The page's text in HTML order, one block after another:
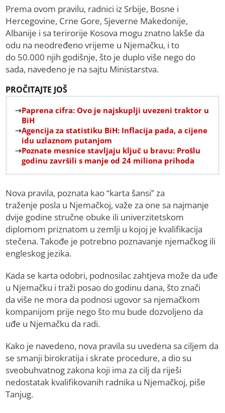
Prema ovom pravilu, radnici iz Srbije, Bosne i
Hercegovine, Crne Gore, Sjeverne Makedonije,
Albanije i sa terirorije Kosova mogu znatno lakše da
odu na neodređeno vrijeme u Njemačku, i to
do 50.000 njih godišnje, što je duplo više nego do
sada, navedeno je na sajtu Ministarstva.
PROČITAJTE JOŠ
Paprena cifra: Ovo je najskuplji uvezeni traktor u
BiH
Agencija za statistiku BiH: Inflacija pada, a cijene
idu uzlaznom putanjom
Poznate mesnice stavljaju ključ u bravu: Prošlu
godinu završili s manje od 24 miliona prihoda
Nova pravila, poznata kao “karta šansi” za
traženje posla u Njemačkoj, važe za one sa najmanje
dvije godine stručne obuke ili univerzitetskom
diplomom priznatom u zemlji u kojoj je kvalifikacija
stečena. Takođe je potrebno poznavanje njemačkog ili
engleskog jezika.
Kada se karta odobri, podnosilac zahtjeva može da uđe
u Njemačku i traži posao do godinu dana, što znači
da više ne mora da podnosi ugovor sa njemačkom
kompanijom prije nego što mu bude dozvoljeno da
uđe u Njemačku da radi.
Kako je navedeno, nova pravila su uvedena sa ciljem da
se smanji birokratija i skrate procedure, a dio su
sveobuhvatnog zakona koji ima za cilj da riješi
nedostatak kvalifikovanih radnika u Njemačkoj, piše
Tanjug.